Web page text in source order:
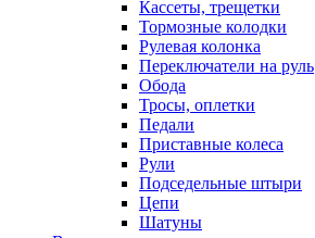
Кассеты, трещетки
Тормозные колодки
Рулевая колонка
Переключатели на руль
Обода
Тросы, оплетки
Педали
Приставные колеса
Рули
Подседельные штыри
Цепи
Шатуны